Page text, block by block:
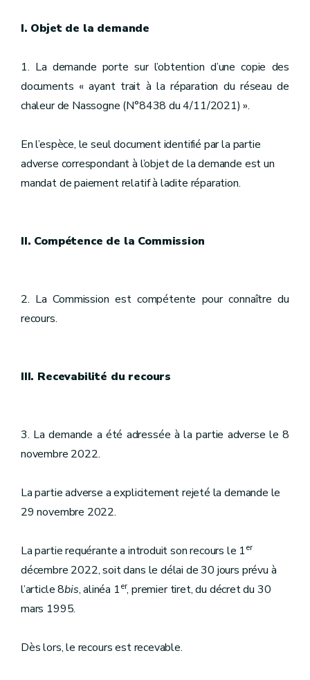
I. Objet de la demande
1. La demande porte sur l’obtention d’une copie des
documents « ayant trait à la réparation du réseau de
chaleur de Nassogne (N°8438 du 4/11/2021) ».
En l’espèce, le seul document identifié par la partie
adverse correspondant à l’objet de la demande est un
mandat de paiement relatif à ladite réparation.
II. Compétence de la Commission
2. La Commission est compétente pour connaître du
recours.
III. Recevabilité du recours
3. La demande a été adressée à la partie adverse le 8
novembre 2022.
La partie adverse a explicitement rejeté la demande le
29 novembre 2022.
La partie requérante a introduit son recours le 1er
décembre 2022, soit dans le délai de 30 jours prévu à
l’article 8bis, alinéa 1er, premier tiret, du décret du 30
mars 1995.
Dès lors, le recours est recevable.